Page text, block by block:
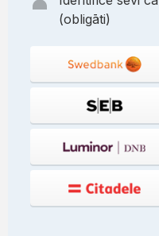
(obligāti)